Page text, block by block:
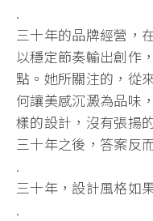
.
三十年的品牌經營，
以穩定節奏輸出創作
點。她所關注的，從
何讓美感沉澱為品味
樣的設計，沒有張揚
三十年之後，答案反
.
三十年，設計風格如
.